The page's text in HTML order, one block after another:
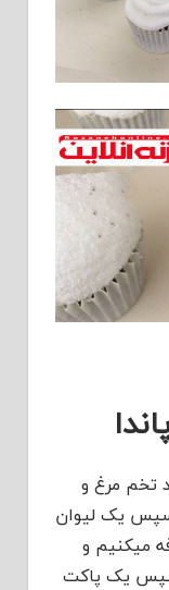
تخم مرغ و
سپس یک لیوان
میکنیم و
سپس یک پاکت